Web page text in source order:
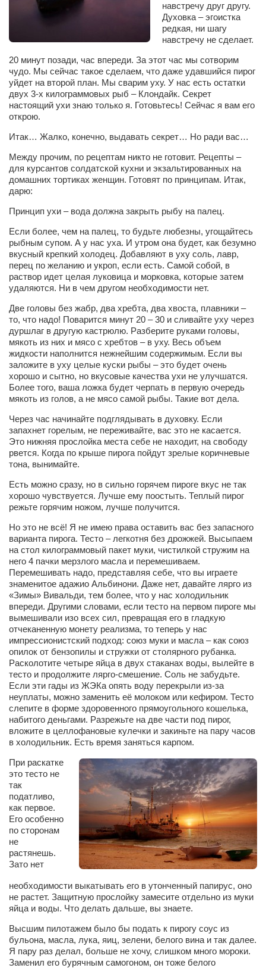
навстречу друг другу.
Духовка – эгоистка
редкая, ни шагу
навстречу не сделает.
20 минут позади, час впереди. За этот час мы сотворим
чудо. Мы сейчас такое сделаем, что даже удавшийся пирог
уйдет на второй план. Мы сварим уху. У нас есть остатки
двух 3-х килограммовых рыб – Клондайк. Секрет
настоящий ухи знаю только я. Готовьтесь! Сейчас я вам его
открою.
Итак… Жалко, конечно, выдавать секрет… Но ради вас…
Между прочим, по рецептам никто не готовит. Рецепты –
для курсантов солдатской кухни и экзальтированных на
домашних тортиках женщин. Готовят по принципам. Итак,
дарю:
Принцип ухи – вода должна закрыть рыбу на палец.
Если более, чем на палец, то будьте любезны, угощайтесь
рыбным супом. А у нас уха. И утром она будет, как безумно
вкусный крепкий холодец. Добавляют в уху соль, лавр,
перец по желанию и укроп, если есть. Самой собой, в
раствор идет целая луковица и морковка, которые затем
удаляются. Ни в чем другом необходимости нет.
Две головы без жабр, два хребта, два хвоста, плавники –
то, что надо! Поварится минут 20 – 30 и сливайте уху через
дуршлаг в другую кастрюлю. Разберите руками головы,
мякоть из них и мясо с хребтов – в уху. Весь объем
жидкости наполнится нежнейшим содержимым. Если вы
заложите в уху целые куски рыбы – это будет очень
хорошо и сытно, но вкусовые качества ухи не улучшатся.
Более того, ваша ложка будет черпать в первую очередь
мякоть из голов, а не мясо самой рыбы. Такие вот дела.
Через час начинайте подглядывать в духовку. Если
запахнет горелым, не переживайте, вас это не касается.
Это нижняя прослойка места себе не находит, на свободу
рвется. Когда по крыше пирога пойдут зрелые коричневые
тона, вынимайте.
Есть можно сразу, но в сильно горячем пироге вкус не так
хорошо чувствуется. Лучше ему поостыть. Теплый пирог
режьте горячим ножом, лучше получится.
Но это не всё! Я не имею права оставить вас без запасного
варианта пирога. Тесто – легкотня без дрожжей. Высыпаем
на стол килограммовый пакет муки, чистилкой стружим на
него 4 пачки мерзлого масла и перемешиваем.
Перемешивать надо, представляя себе, что вы играете
знаменитое адажио Альбинони. Даже нет, давайте лярго из
«Зимы» Вивальди, тем более, что у нас холодильник
впереди. Другими словами, если тесто на первом пироге мы
вымешивали изо всех сил, превращая его в гладкую
отчеканенную монету реализма, то теперь у нас
импрессионистский подход: союз муки и масла – как союз
опилок от бензопилы и стружки от столярного рубанка.
Расколотите четыре яйца в двух стаканах воды, вылейте в
тесто и продолжите лярго-смешение. Соль не забудьте.
Если эти гады из ЖЭКа опять воду перекрыли из-за
неуплаты, можно заменить её молоком или кефиром. Тесто
слепите в форме здоровенного прямоугольного кошелька,
набитого деньгами. Разрежьте на две части под пирог,
вложите в целлофановые кулечки и закиньте на пару часов
в холодильник. Есть время заняться карпом.
При раскатке
это тесто не
так
податливо,
как первое.
Его особенно
по сторонам
не
растянешь.
Зато нет
необходимости выкатывать его в утонченный папирус, оно
не растет. Защитную прослойку замесите отдельно из муки
яйца и воды. Что делать дальше, вы знаете.
Высшим пилотажем было бы подать к пирогу соус из
бульона, масла, лука, яиц, зелени, белого вина и так далее.
Я пару раз делал, больше не хочу, слишком много мороки.
Заменил его бурячным самогоном, он тоже белого